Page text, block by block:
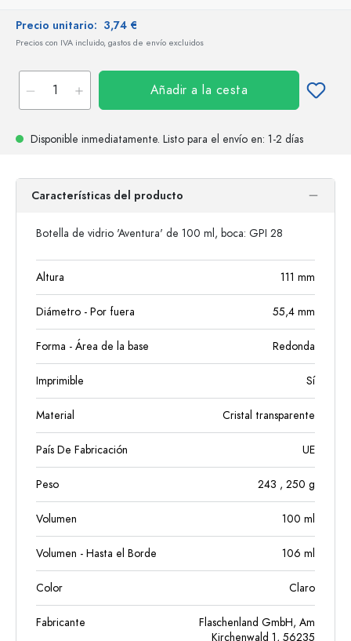
Precio unitario: 3,74 €
Precios con IVA incluido, gastos de envío excluidos
Añadir a la cesta
Disponible inmediatamente. Listo para el envío en: 1-2 días
Características del producto
Botella de vidrio 'Aventura' de 100 ml, boca: GPI 28
Altura 111 mm
Diámetro - Por fuera 55,4 mm
Forma - Área de la base Redonda
Imprimible Sí
Material Cristal transparente
País De Fabricación UE
Peso 243 , 250 g
Volumen 100 ml
Volumen - Hasta el Borde 106 ml
Color Claro
Fabricante
Flaschenland GmbH, Am
Kirchenwald 1, 56235